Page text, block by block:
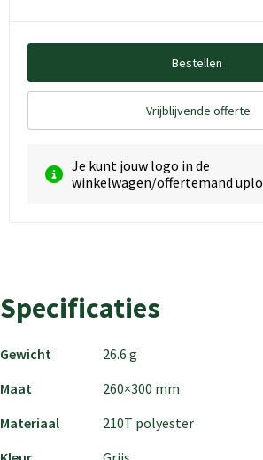
Bestellen
Vrijblijvende offerte
Je kunt jouw logo in de
winkelwagen/offertemand
Specificaties
Gewicht
26.6 g
Maat
260×300 mm
Materiaal
210T polyester